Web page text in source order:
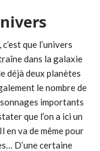
que l’univers
dans la galaxie
déjà deux planètes
le nombre de
importants
que l’on a ici un
en va de même pour
D’une certaine